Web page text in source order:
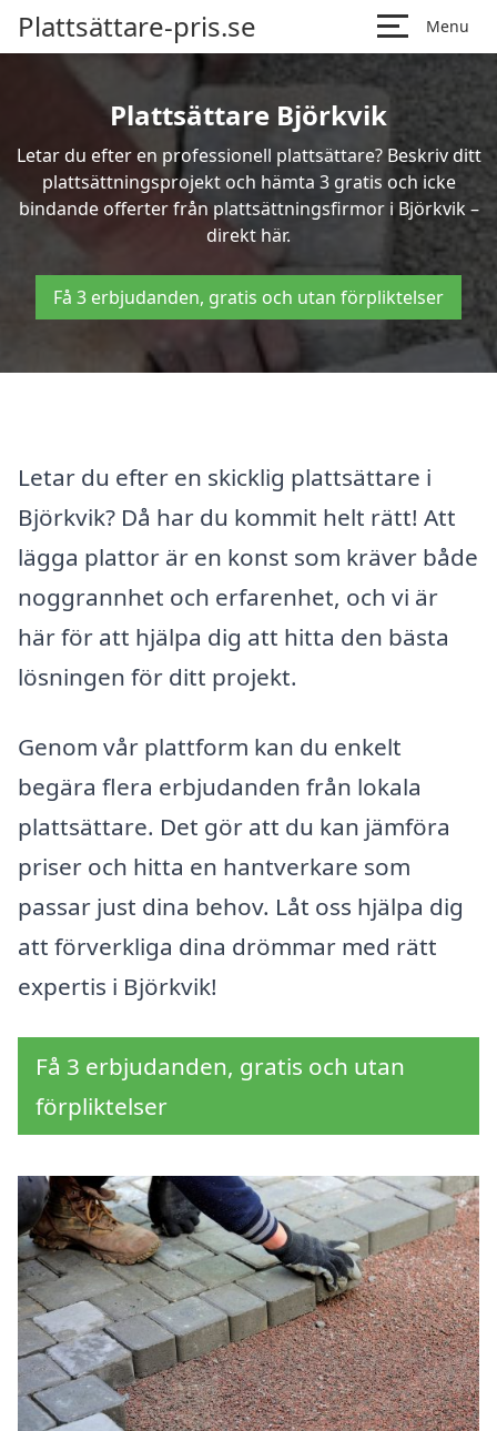
Plattsättare-pris.se Menu
Plattsättare Björkvik
Letar du efter en professionell plattsättare? Beskriv ditt
plattsättningsprojekt och hämta 3 gratis och icke
bindande offerter från plattsättningsfirmor i Björkvik –
direkt här.
Få 3 erbjudanden, gratis och utan förpliktelser
Letar du efter en skicklig plattsättare i
Björkvik? Då har du kommit helt rätt! Att
lägga plattor är en konst som kräver både
noggrannhet och erfarenhet, och vi är
här för att hjälpa dig att hitta den bästa
lösningen för ditt projekt.
Genom vår plattform kan du enkelt
begära flera erbjudanden från lokala
plattsättare. Det gör att du kan jämföra
priser och hitta en hantverkare som
passar just dina behov. Låt oss hjälpa dig
att förverkliga dina drömmar med rätt
expertis i Björkvik!
Få 3 erbjudanden, gratis och utan
förpliktelser